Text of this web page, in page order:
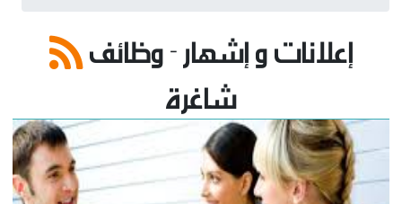
تسجيل الدخول
التسجيل
نسيت كلمة المرور
إعلانات و إشهار - وظائف
شاغرة